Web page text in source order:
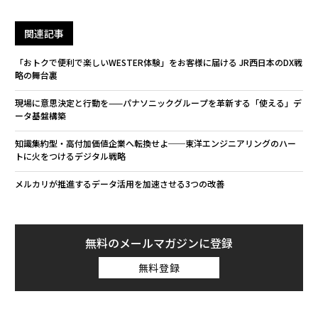
関連記事
「おトクで便利で楽しいWESTER体験」をお客様に届ける JR西日本のDX戦
略の舞台裏
現場に意思決定と行動を——パナソニックグループを革新する「使える」デ
ータ基盤構築
知識集約型・高付加価値企業へ転換せよ──東洋エンジニアリングのハー
トに火をつけるデジタル戦略
メルカリが推進するデータ活用を加速させる3つの改善
無料のメールマガジンに登録
無料登録